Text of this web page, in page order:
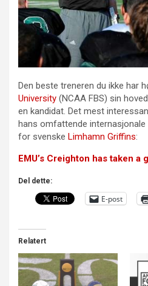
Den beste treneren du ikke har
University (NCAA FBS) sin
en kandidat. Det mest
hans omfattende internasjonale
for svenske Limhamn Griffins:
EMU’s Creighton has taken a
Del dette:
E-post
Relatert